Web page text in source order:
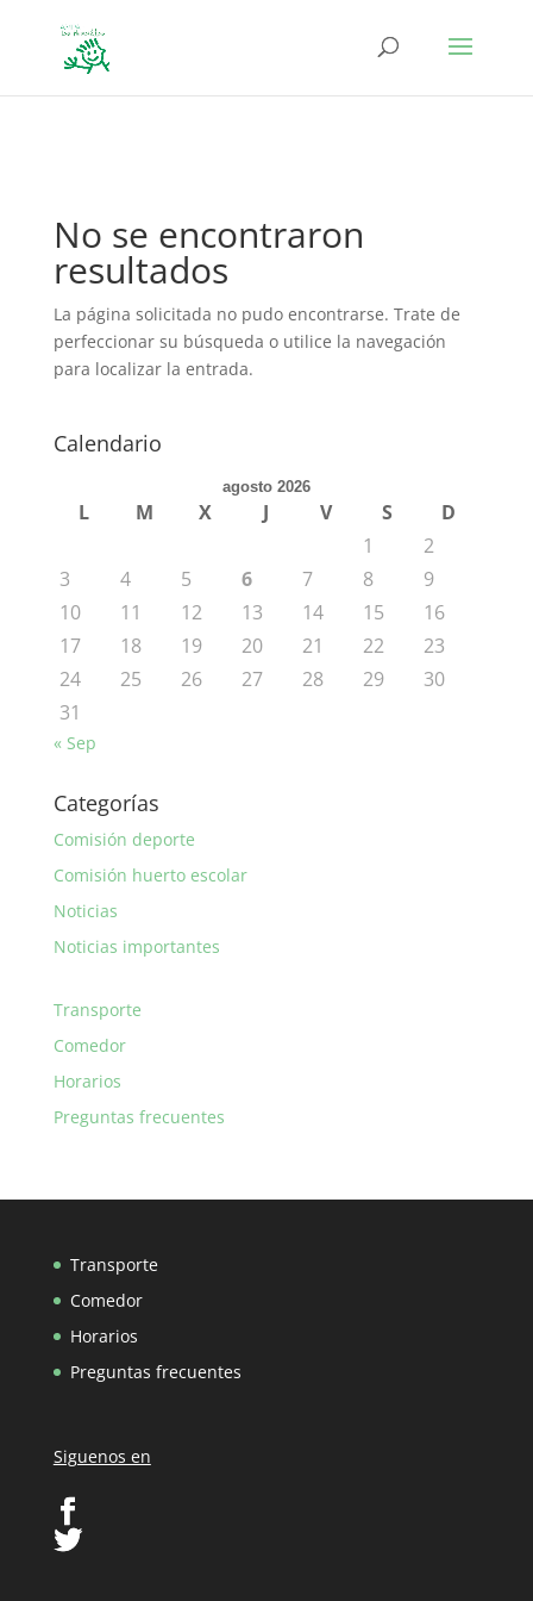
No se encontraron
resultados
La página solicitada no pudo encontrarse. Trate de
perfeccionar su búsqueda o utilice la navegación
para localizar la entrada.
Calendario
agosto 2026
L M X J V S
D
1
2
3
4 5 6 7 8
9
10
11 12 13 14 15
16
17
18 19 20 21 22
23
24
25 26 27 28 29
30
31
« Sep
Categorías
Comisión deporte
Comisión huerto escolar
Noticias
Noticias importantes
Transporte
Comedor
Horarios
Preguntas frecuentes
Transporte
Comedor
Horarios
Preguntas frecuentes
Siguenos en